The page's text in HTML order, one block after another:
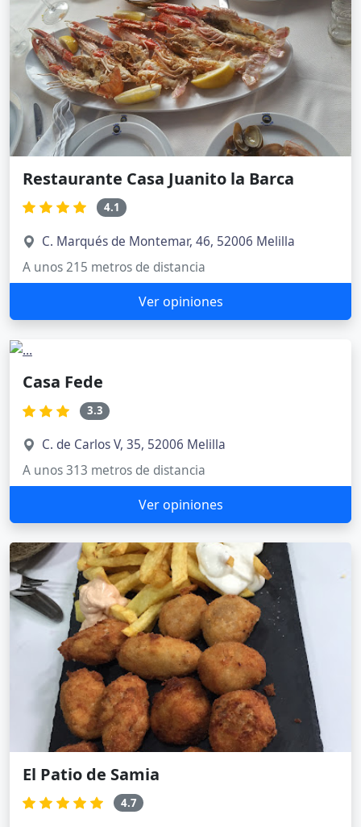
Restaurante Casa Juanito la Barca
4.1
C. Marqués de Montemar, 46, 52006 Melilla
A unos 215 metros de distancia
Ver opiniones
Casa Fede
3.3
C. de Carlos V, 35, 52006 Melilla
A unos 313 metros de distancia
Ver opiniones
El Patio de Samia
4.7